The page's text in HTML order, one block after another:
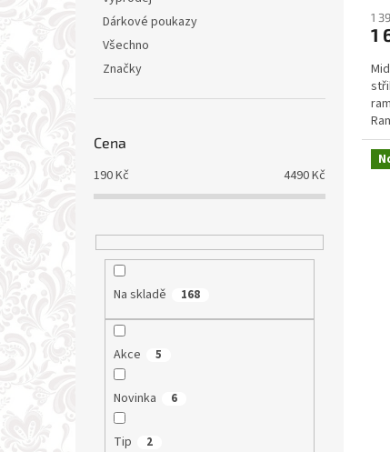
Dárkové poukazy
Všechno
Značky
Cena
190Kč 4490Kč
Na skladě 168
Akce 5
Novinka 6
Tip 2
1
1